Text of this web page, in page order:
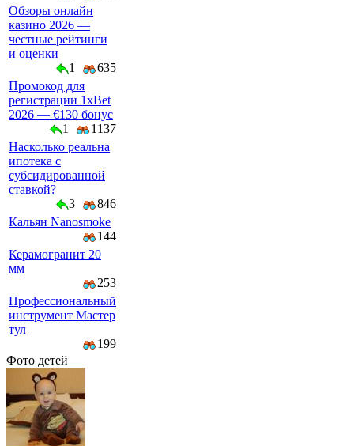
Обзоры онлайн
казино 2026 —
честные рейтинги
и оценки
1
635
Промокод для
регистрации 1xBet
2026 — €130 бонус
1
1137
Насколько реальна
ипотека с
субсидированной
ставкой?
3
846
Кальян Nanosmoke
144
Керамогранит 20
мм
253
Профессиональный
инструмент Мастер
тул
199
Фото детей